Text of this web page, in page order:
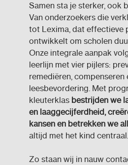
Samen sta je sterker, ook
Van onderzoekers die
tot Lexima, dat effectieve
ontwikkelt om scholen
Onze integrale aanpak
leerlijn met vier pijlers:
remediëren, compenseren
leesbevordering. Met
kleuterklas bestrijden we
en laaggecijferdheid,
kansen en betrekken we
altijd met het kind centraal.
Zo staan wij in nauw